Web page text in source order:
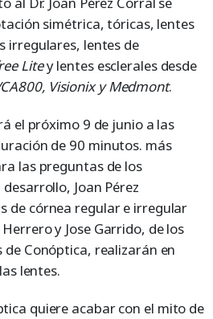
simétrica, tóricas, lentes
irregulares, lentes de
Litey lentes esclerales desde
Visionix y Medmont.
el próximo 9 de junio a las
de 90 minutos. más
las preguntas de los
Joan Pérez
de córnea regular e irregular
y Jose Garrido, de los
de Conóptica, realizarán en
lentes.
quiere acabar con el mito de